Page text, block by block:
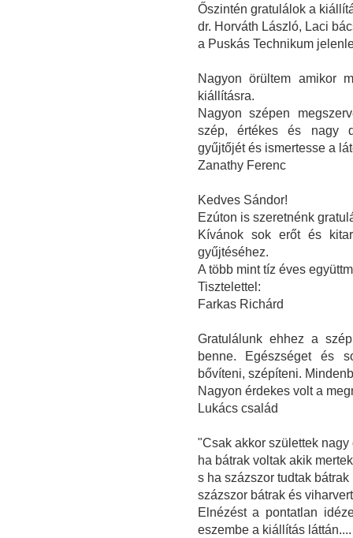
Őszintén gratulálok a
dr. Horváth László, Laci
a Puskás Technikum
Nagyon örültem amikor
kiállításra.
Nagyon szépen
szép, értékes és nagy
gyűjtőjét és ismertesse a
Zanathy Ferenc
Kedves Sándor!
Ezúton is szeretnénk
Kívánok sok erőt és
gyűjtéséhez.
A több mint tíz éves
Tisztelettel:
Farkas Richárd
Gratulálunk ehhez a
benne. Egészséget és
bővíteni, szépíteni.
Nagyon érdekes volt a
Lukács család
"Csak akkor születtek nagy
ha bátrak voltak akik mertek
s ha százszor tudtak bátrak
százszor bátrak és
Elnézést a pontatlan
eszembe a kiállítás láttán....